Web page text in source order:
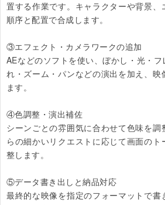
置する作業です。キャラクターや背景、
順序と配置で合成します。
③エフェクト・カメラワークの追加
AEなどのソフトを使い、ぼかし・光・
れ・ズーム・パンなどの演出を加え、映
ます。
④色調整・演出補佐
シーンごとの雰囲気に合わせて色味を
らの細かいリクエストに応じて画面の
整します。
⑤データ書き出しと納品対応
最終的な映像を指定のフォーマットで書